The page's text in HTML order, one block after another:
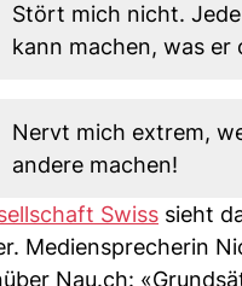
Stört mich nicht.
kann machen, was er
Nervt mich extrem,
andere machen!
Swiss sieht
Mediensprecherin
Nau.ch: